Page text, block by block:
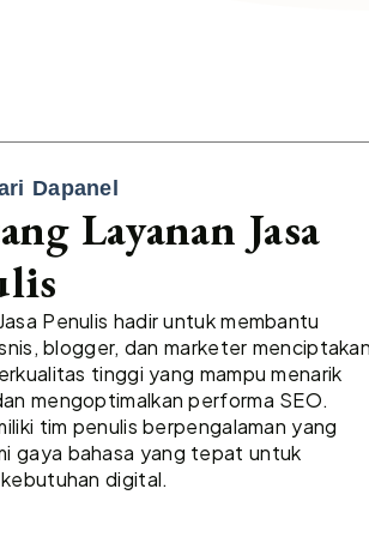
Dapanel
Layanan Jasa
Penulis hadir untuk membantu
blogger, dan marketer
tinggi yang mampu menarik
mengoptimalkan performa SEO.
tim penulis berpengalaman yang
gaya bahasa yang tepat untuk
digital.